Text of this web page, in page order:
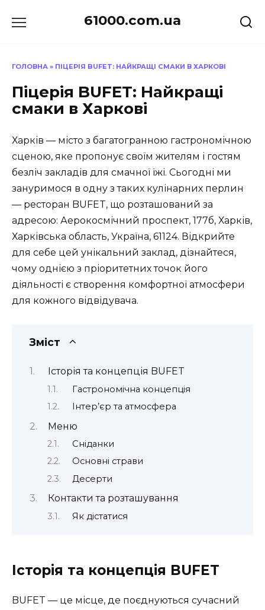
до
61000.com.ua
ГОЛОВНА » ПІЦЕРІЯ BUFET: НАЙКРАЩІ СМАКИ В ХАРКОВІ
Піцерія BUFET: Найкращі
смаки в Харкові
Харків — місто з багатогранною гастрономічною
сценою, яке пропонує своїм жителям і гостям
безліч закладів для смачної їжі. Сьогодні ми
зануримося в одну з таких кулінарних перлин
— ресторан BUFET, що розташований за
адресою: Аерокосмічний проспект, 177б, Харків,
Харківська область, Україна, 61124. Відкрийте
для себе цей унікальний заклад, дізнайтеся,
чому однією з пріоритетних точок його
діяльності є створення комфортної атмосфери
для кожного відвідувача.
Зміст
Історія та концепція BUFET
Гастрономічна концепція
Інтер’єр та атмосфера
Меню
Сніданки
Основні страви
Десерти
Контакти та розташування
Як дістатися
Історія та концепція BUFET
BUFET — це місце, де поєднуються сучасний